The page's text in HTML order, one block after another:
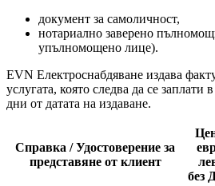
документ за самоличност,
нотариално заверено
упълномощено лице).
EVN Електроснабдяване издава
услугата, която следва да се заплати
дни от датата на издаване.
Справка / Удостоверение за
представяне от клиент
без